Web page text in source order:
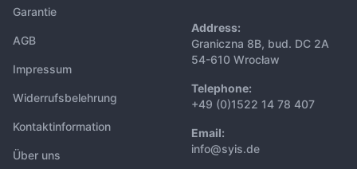
Garantie
AGB
Impressum
Widerrufsbelehrung
Kontaktinformation
Über uns
Address:
Graniczna 8B, bud. DC 2A
54-610 Wrocław
Telephone:
+49 (0)1522 14 78 407
Email:
info@syis.de